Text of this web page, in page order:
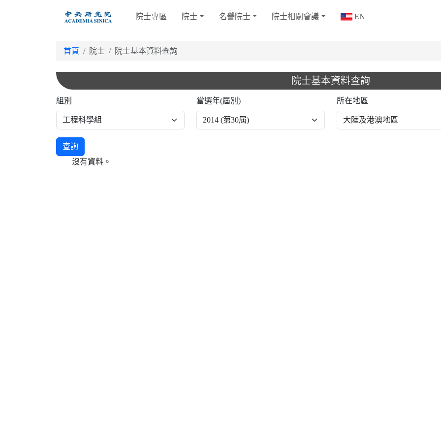
院士專區 院士 名譽院士 院士相關會議 EN
首頁 院士 院士基本資料查詢
院士基本資料查詢
組別 當選年(屆別) 所在地區
查詢
沒有資料。